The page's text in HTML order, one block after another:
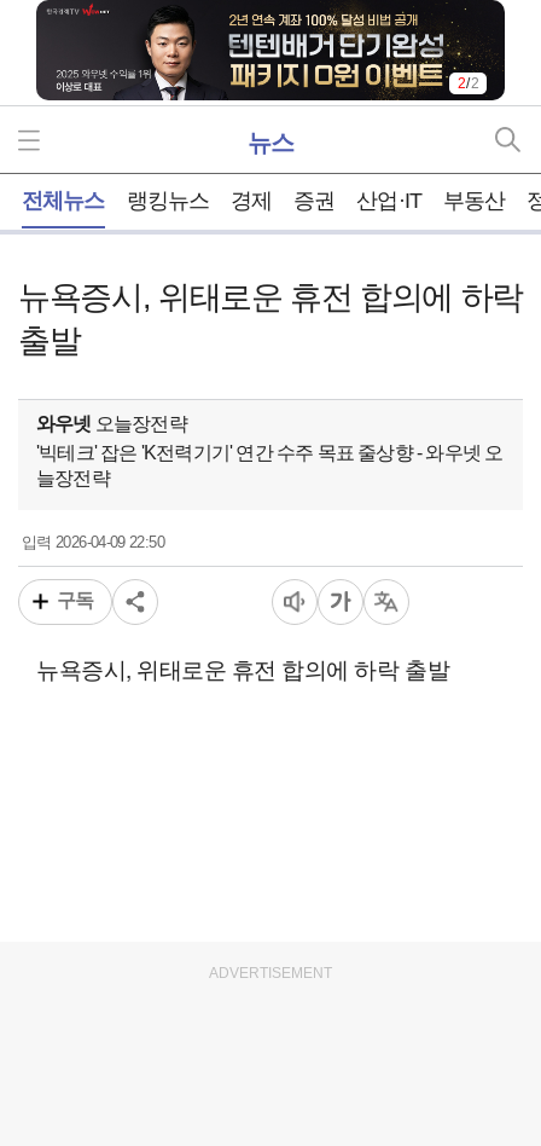
2/2
뉴스
전체뉴스 랭킹뉴스 경제 증권 산업·IT 부동산
뉴욕증시, 위태로운 휴전 합의에 하락
출발
와우넷 오늘장전략
'빅테크' 잡은 'K전력기기' 연간 수주 목표 줄상향 - 와우넷 오
늘장전략
입력 2026-04-09 22:50
구독
뉴욕증시, 위태로운 휴전 합의에 하락 출발
ADVERTISEMENT